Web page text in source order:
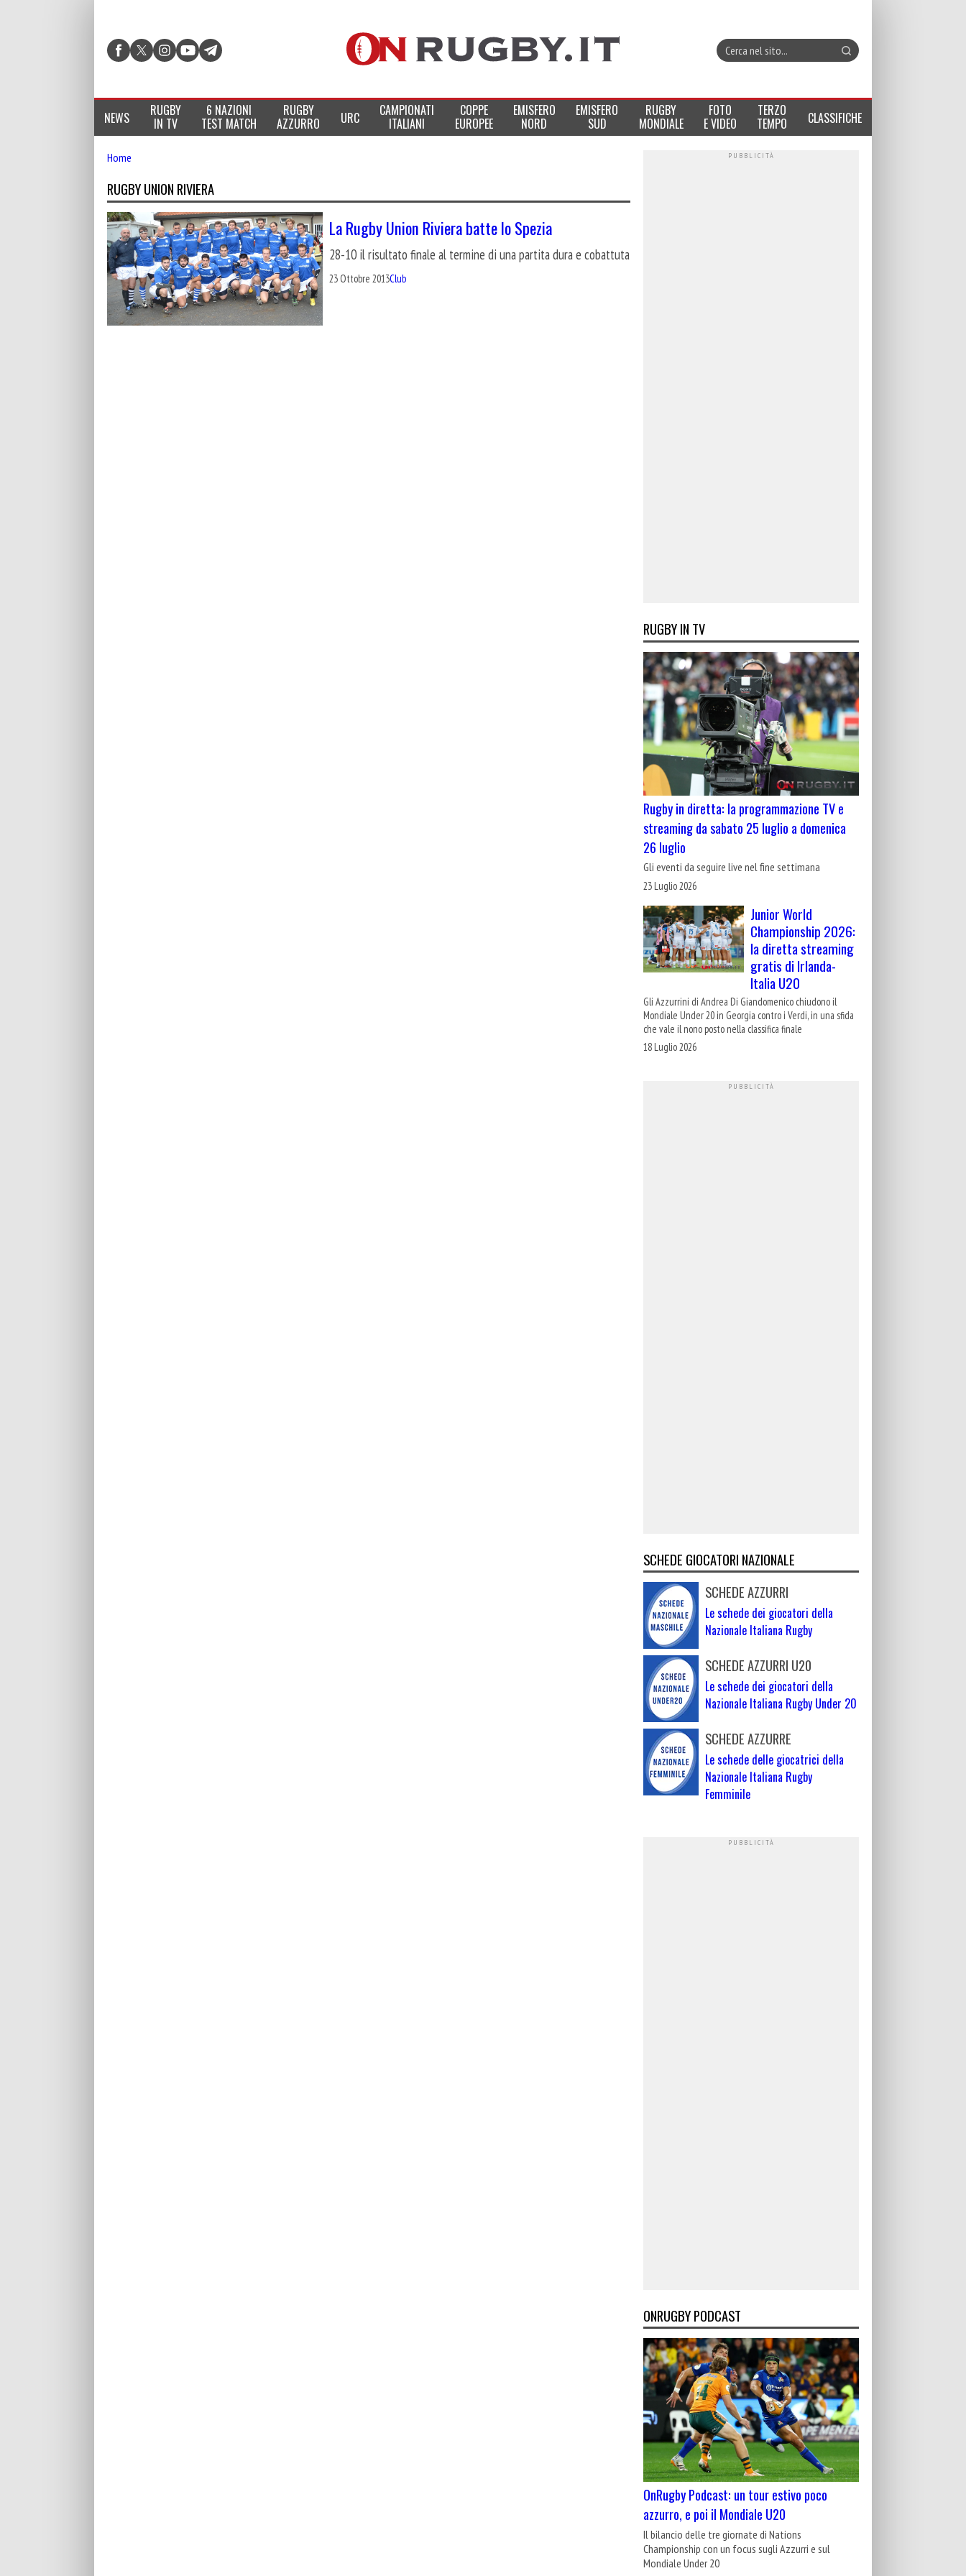
NEWS RUGBY
IN TV
6 NAZIONI
TEST MATCH
RUGBY
AZZURRO URC CAMPIONATI
ITALIANI
COPPE
EUROPEE
EMISFERO
NORD
EMISFERO
SUD
RUGBY
MONDIALE
FOTO
E VIDEO
TERZO
TEMPO CLASSIFICHE
Home
RUGBY UNION RIVIERA
La Rugby Union Riviera batte lo Spezia
28-10 il risultato finale al termine di una partita dura e cobattuta
23 Ottobre 2013Club
RUGBY IN TV
Rugby in diretta: la programmazione TV e
streaming da sabato 25 luglio a domenica
26 luglio
Gli eventi da seguire live nel fine settimana
23 Luglio 2026
Junior World
Championship 2026:
la diretta streaming
gratis di Irlanda-
Italia U20
Gli Azzurrini di Andrea Di Giandomenico chiudono il
Mondiale Under 20 in Georgia contro i Verdi, in una sfida
che vale il nono posto nella classifica finale
18 Luglio 2026
SCHEDE GIOCATORI NAZIONALE
SCHEDE AZZURRI
Le schede dei giocatori della
Nazionale Italiana Rugby
SCHEDE AZZURRI U20
Le schede dei giocatori della
Nazionale Italiana Rugby Under 20
SCHEDE AZZURRE
Le schede delle giocatrici della
Nazionale Italiana Rugby
Femminile
ONRUGBY PODCAST
OnRugby Podcast: un tour estivo poco
azzurro, e poi il Mondiale U20
Il bilancio delle tre giornate di Nations
Championship con un focus sugli Azzurri e sul
Mondiale Under 20